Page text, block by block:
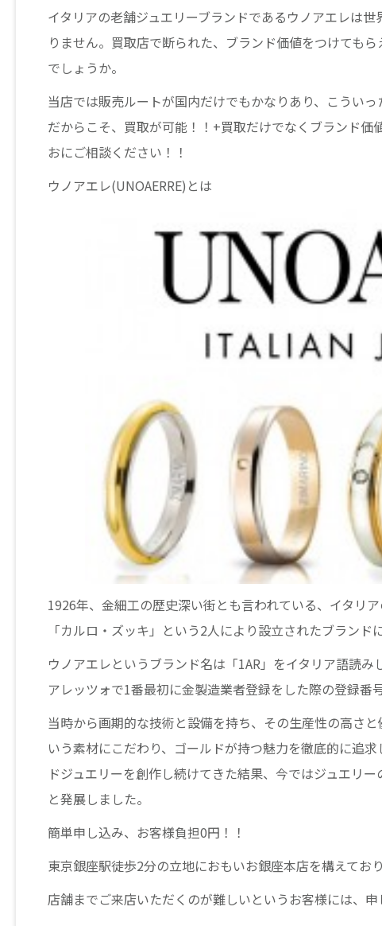
イタリアの老舗ジュエリーブランドであるウノアエレは
りません。買取店で断られた、ブランド価値をつけても
でしょうか。
当店では販売ルートが国内だけでもかなりあり、こうい
だからこそ、買取が可能！！+買取だけでなくブランド
おにご相談ください！！
ウノアエレ(UNOAERRE)とは
1926年、金細工の歴史深い街とも言われている、イタリ
「カルロ・ズッキ」という2人により設立されたブランド
ウノアエレというブランド名は「1AR」をイタリア語読
アレッツォで1番最初に金製造業者登録をした際の登録番
当時から画期的な技術と設備を持ち、その生産性の高さ
いう素材にこだわり、ゴールドが持つ魅力を徹底的に追
ドジュエリーを創作し続けてきた結果、今ではジュエリ
と発展しました。
簡単申し込み、お客様負担0円！！
東京銀座駅徒歩2分の立地におもいお銀座本店を構えており
店舗までご来店いただくのが難しいというお客様には、